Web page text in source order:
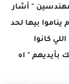
" أشار
بيها لحد
كانوا
" اه